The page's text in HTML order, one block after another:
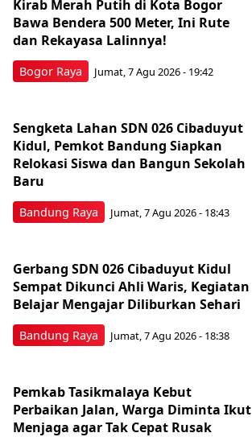
Bogor Raya
Kirab Merah Putih di Kota Bogor
Bawa Bendera 500 Meter, Ini Rute
dan Rekayasa Lalinnya!
Jumat, 7 Agu 2026 - 19:42
Bandung Raya
Sengketa Lahan SDN 026 Cibaduyut
Kidul, Pemkot Bandung Siapkan
Relokasi Siswa dan Bangun Sekolah
Baru
Jumat, 7 Agu 2026 - 18:43
Bandung Raya
Gerbang SDN 026 Cibaduyut Kidul
Sempat Dikunci Ahli Waris, Kegiatan
Belajar Mengajar Diliburkan Sehari
Jumat, 7 Agu 2026 - 18:38
Pemkab Tasikmalaya Kebut
Perbaikan Jalan, Warga Diminta Ikut
Menjaga agar Tak Cepat Rusak